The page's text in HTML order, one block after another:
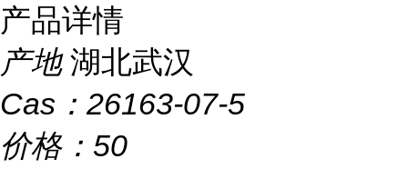
产品详情
产地 湖北武汉
Cas： 26163-07-5
价格： 50